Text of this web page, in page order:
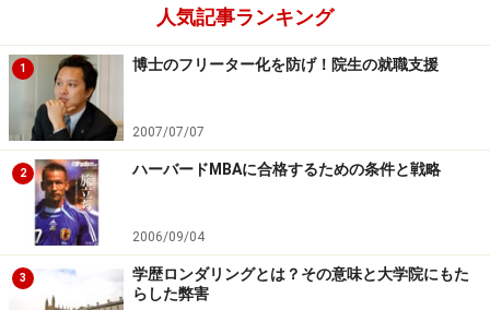
修士号が欲しい
自分の好きなことを徹底的に勉強したい
留学にあたっては、退職がからむこともあり、とても悩
みました。でも、今となってみれば、自分の欲求にまっ
すぐ向きあえたことに大きな意味を見出しています。
「あの決断のおかげで今の自分がある」と自信を持って
言えるからです。また、自分の欲求を抑えこんで生きて
いくことに対する後ろめたさと不安は耐えがたいもので
人気記事ランキング
1 博士のフリーター化を防げ！院生の就職支援
2007/07/07
2 ハーバードMBAに合格するための条件と戦略
2006/09/04
3
学歴ロンダリングとは？その意味と大学院にもた
らした弊害